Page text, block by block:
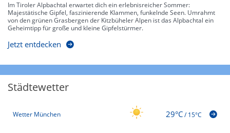
Im Tiroler Alpbachtal erwartet dich ein erlebnisreicher Sommer:
Majestätische Gipfel, faszinierende Klammen, funkelnde Seen. Umrahmt
von den grünen Grasbergen der Kitzbüheler Alpen ist das Alpbachtal ein
Geheimtipp für große und kleine Gipfelstürmer.
Jetzt entdecken
Städtewetter
Wetter München 29°C/15°C